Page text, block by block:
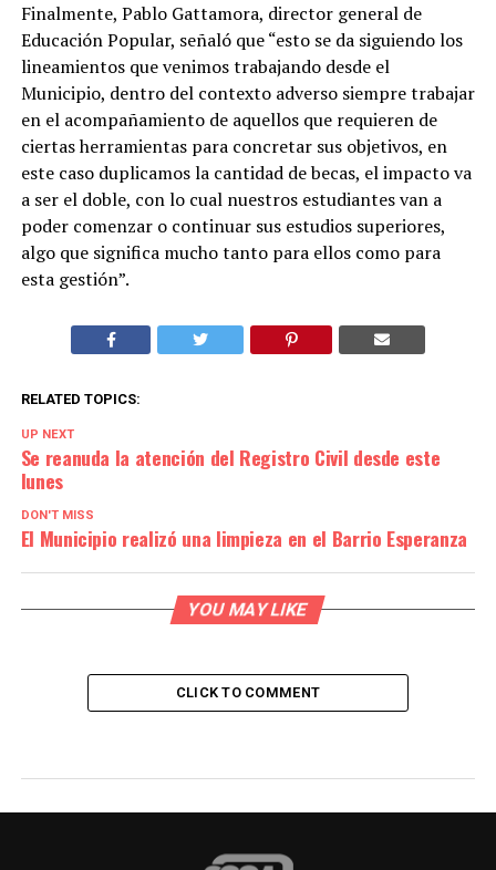
Finalmente, Pablo Gattamora, director general de
Educación Popular, señaló que “esto se da siguiendo los
lineamientos que venimos trabajando desde el
Municipio, dentro del contexto adverso siempre trabajar
en el acompañamiento de aquellos que requieren de
ciertas herramientas para concretar sus objetivos, en
este caso duplicamos la cantidad de becas, el impacto va
a ser el doble, con lo cual nuestros estudiantes van a
poder comenzar o continuar sus estudios superiores,
algo que significa mucho tanto para ellos como para
esta gestión”.
RELATED TOPICS:
UP NEXT
Se reanuda la atención del Registro Civil desde este
lunes
DON'T MISS
El Municipio realizó una limpieza en el Barrio Esperanza
YOU MAY LIKE
CLICK TO COMMENT